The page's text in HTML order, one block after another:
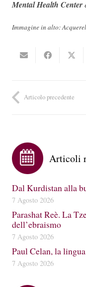
Mental Health Center
Immagine in alto:
Articolo precedente
Articoli
Dal Kurdistan alla
7 Agosto 2026
Parashat Reè. La
dell’ebraismo
7 Agosto 2026
Paul Celan, la
7 Agosto 2026